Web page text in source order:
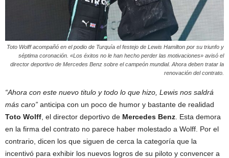
Toto Wolff acompañó en el podio de Turquía el festejo de Lewis Hamilton por su triunfo y
séptima coronación. «Los éxitos no le han hecho perder las motivaciones» avisó el
director deportivo de Mercedes Benz sobre el campeón mundial. Ahora deben tratar la
renovación del contrato.
“Ahora con este nuevo titulo y todo lo que hizo, Lewis nos saldrá
más caro” anticipa con un poco de humor y bastante de realidad
Toto Wolff , el director deportivo de Mercedes Benz . Esta demora
en la firma del contrato no parece haber molestado a Wolff. Por el
contrario, dicen los que siguen de cerca la categoría que la
incentivó para exhibir los nuevos logros de su piloto y convencer a